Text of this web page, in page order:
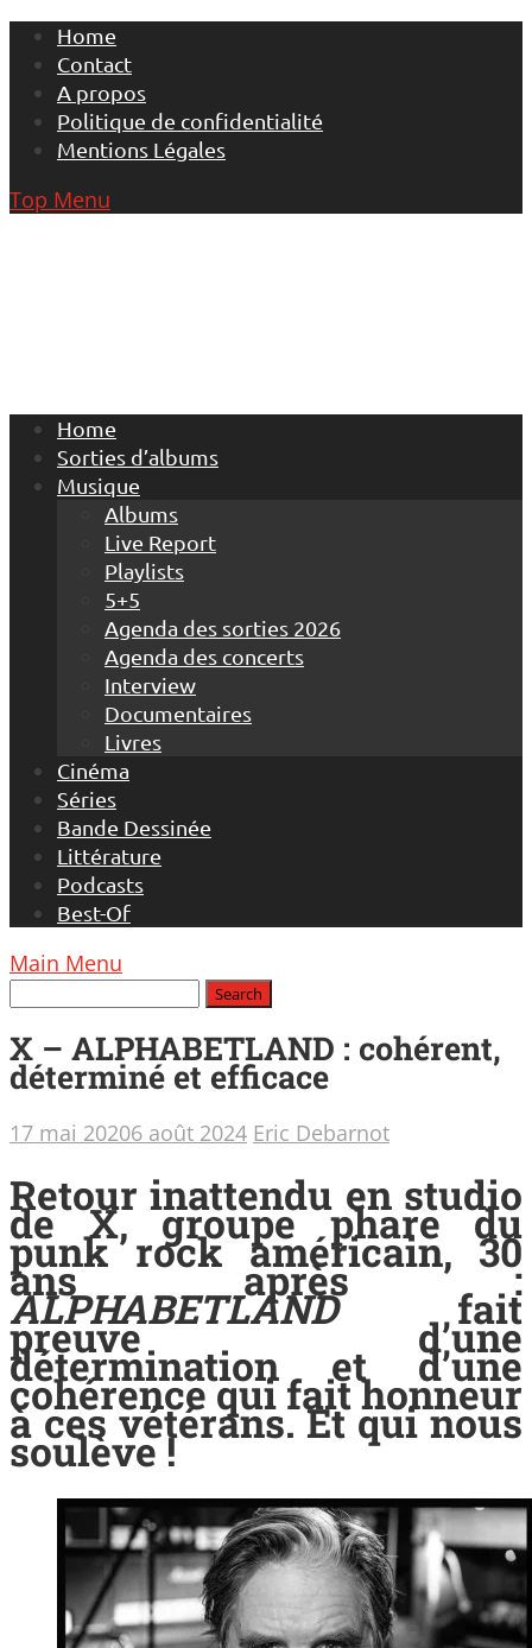
Skip
content
Home
Contact
A propos
Politique de confidentialité
Mentions Légales
Top Menu
Home
Sorties d’albums
Musique
Albums
Live Report
Playlists
5+5
Agenda des sorties 2026
Agenda des concerts
Interview
Documentaires
Livres
Cinéma
Séries
Bande Dessinée
Littérature
Podcasts
Best-Of
Main Menu
X – ALPHABETLAND : cohérent,
déterminé et efficace
17 mai 20206 août 2024 Eric Debarnot
Retour inattendu en studio
de X, groupe phare du
punk rock américain, 30
ans après :
ALPHABETLANDfait
preuve d’une
détermination et d’une
cohérence qui fait honneur
à ces vétérans. Et qui nous
soulève !